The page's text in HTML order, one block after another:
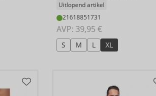
Uitlopend artikel
21618851731
AVP: 39,95 €
S M L XL